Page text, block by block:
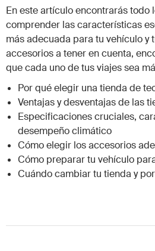
En este artículo encontrarás
comprender las características
más adecuada para tu vehículo y
accesorios a tener en cuenta,
que cada uno de tus viajes sea
Por qué elegir una tienda de
Ventajas y desventajas de las
Especificaciones cruciales,
desempeño climático
Cómo elegir los accesorios
Cómo preparar tu vehículo
Cuándo cambiar tu tienda y